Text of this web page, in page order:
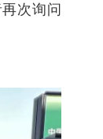
次询问